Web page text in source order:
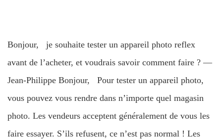
Bonjour, je souhaite tester un appareil photo reflex
avant de l’acheter, et voudrais savoir comment faire ? —
Jean-Philippe Bonjour, Pour tester un appareil photo,
vous pouvez vous rendre dans n’importe quel magasin
photo. Les vendeurs acceptent généralement de vous les
faire essayer. S’ils refusent, ce n’est pas normal ! Les